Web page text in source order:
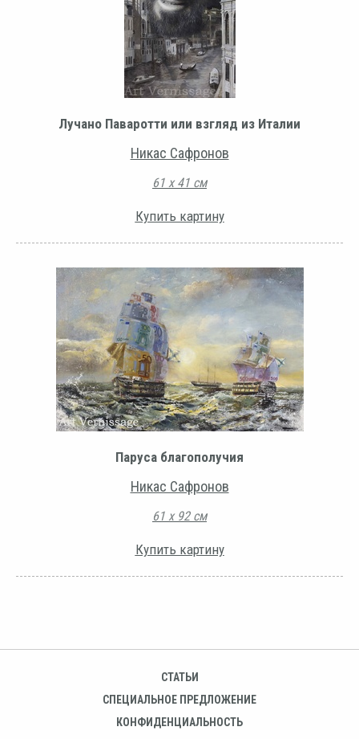
Лучано Паваротти или взгляд из Италии
Никас Сафронов
61 х 41 см
Купить картину
Паруса благополучия
Никас Сафронов
61 х 92 см
Купить картину
СТАТЬИ
СПЕЦИАЛЬНОЕ ПРЕДЛОЖЕНИЕ
КОНФИДЕНЦИАЛЬНОСТЬ